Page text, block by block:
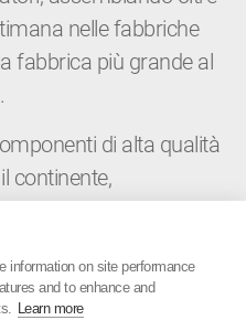
nelle fabbriche
fabbrica più grande al
di alta qualità
continente,
locale.
Europe combina la
Europeo.
information on site performance
and to enhance and
Learn more